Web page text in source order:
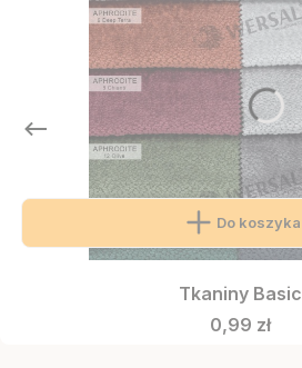
Do koszyka
Tkaniny Basic
Cena
0,99 zł